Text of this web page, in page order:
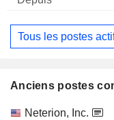
Tous les postes
Anciens postes
Sociétés Poste Fin
Neterion, Inc.